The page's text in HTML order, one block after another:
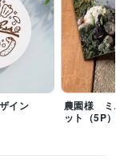
等
スポーツ関連のパ
幼稚園、保育園関連
観光
イン
農園様 ミニ
ット（5P）